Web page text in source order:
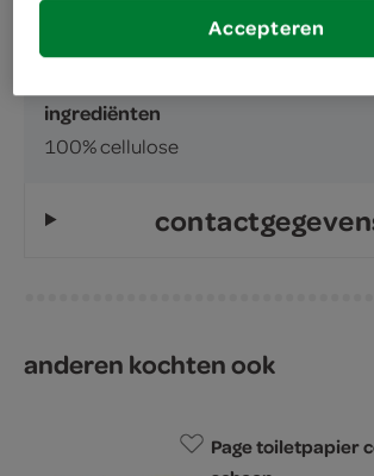
ingrediënten
ingrediënten
100% cellulose
anderen kochten ook
Page toiletpapier
Accepteren